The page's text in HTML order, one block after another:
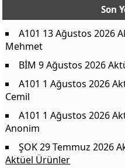
Son
A101 13 Ağustos 2026
Mehmet
BİM 9 Ağustos 2026
A101 1 Ağustos 2026
Cemil
A101 1 Ağustos 2026
Anonim
ŞOK 29 Temmuz 2026
Aktüel Ürünler